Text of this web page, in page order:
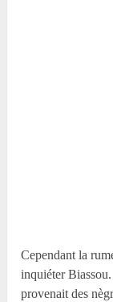
Cependant la
inquiéter
provenait des